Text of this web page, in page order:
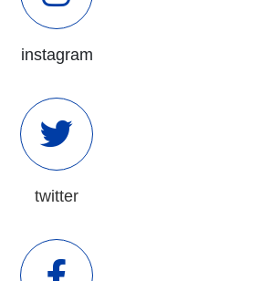
instagram
twitter